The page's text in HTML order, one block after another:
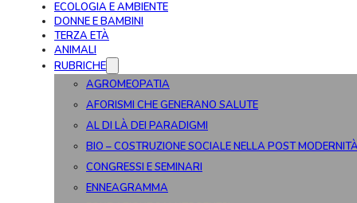
ECOLOGIA E AMBIENTE
DONNE E BAMBINI
TERZA ETÀ
ANIMALI
RUBRICHE
AGROMEOPATIA
AFORISMI CHE GENERANO SALUTE
AL DI LÀ DEI PARADIGMI
BIO – COSTRUZIONE SOCIALE NELLA POST
CONGRESSI E SEMINARI
ENNEAGRAMMA